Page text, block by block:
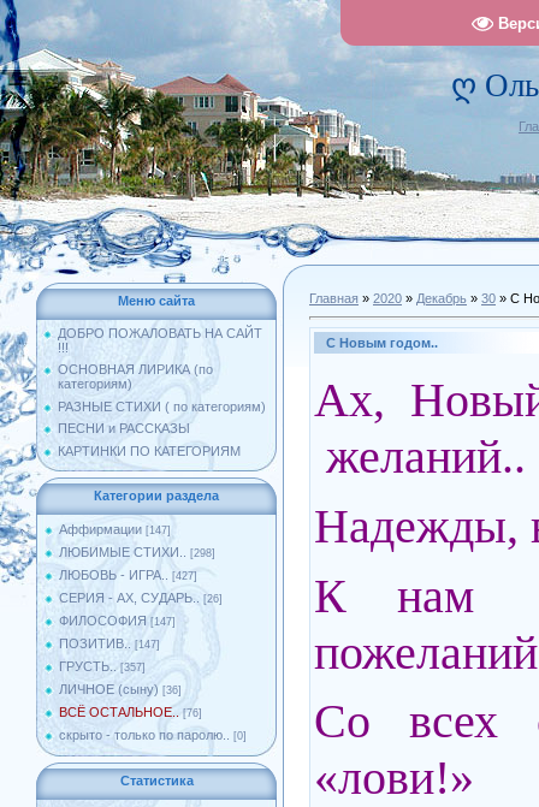
ღ
Меню сайта
ДОБРО ПОЖАЛОВАТЬ НА САЙТ
!!!
ОСНОВНАЯ ЛИРИКА (по
категориям)
РАЗНЫЕ СТИХИ ( по категориям)
ПЕСНИ и РАССКАЗЫ
КАРТИНКИ ПО КАТЕГОРИЯМ
Категории раздела
Аффирмации [147]
ЛЮБИМЫЕ СТИХИ.. [298]
ЛЮБОВЬ - ИГРА.. [427]
СЕРИЯ - АХ, СУДАРЬ.. [26]
ФИЛОСОФИЯ [147]
ПОЗИТИВ.. [147]
ГРУСТЬ.. [357]
ЛИЧНОЕ (сыну) [36]
ВСЁ ОСТАЛЬНОЕ.. [76]
скрыто - только по паролю.. [0]
Статистика
Главная » 2020 » Декабрь » 30 » С
С Новым годом..
Ах,
желаний..
Надежды,
К нам
Со всех
«лови!»